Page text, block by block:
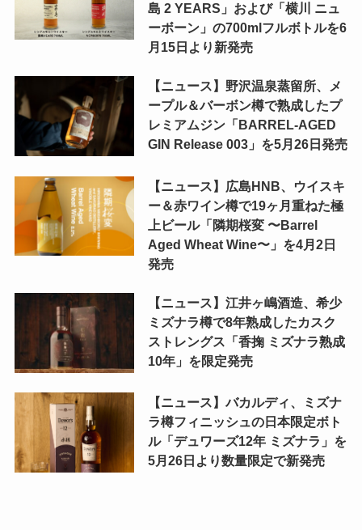
島 2 YEARS」および「横川 ニュ
ーボーン」の700mlフルボトルを6
月15日より新発売
【ニュース】野沢温泉蒸留所、メ
ープル＆バーボン樽で熟成したプ
レミアムジン「BARREL-AGED
GIN Release 003」を5月26日発売
【ニュース】広島HNB、ウイスキ
ー＆赤ワイン樽で19ヶ月重ねた極
上ビール「隣期桜変 〜Barrel
Aged Wheat Wine〜」を4月2日
発売
【ニュース】江井ヶ嶋酒造、希少
ミズナラ樽で8年熟成したカスク
ストレングス「香掬 ミズナラ熟成
10年」を限定発売
【ニュース】バカルディ、ミズナ
ラ樽フィニッシュの日本限定ボト
ル「デュワーズ12年 ミズナラ」を
5月26日より数量限定で新発売